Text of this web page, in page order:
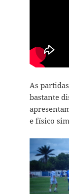
As
bastante
e físico